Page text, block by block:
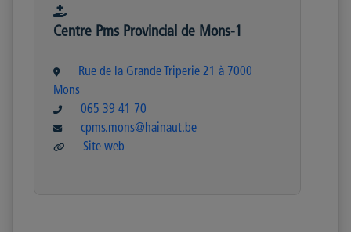
Centre Pms Provincial de Mons-1
Rue de la Grande Triperie 21 à 7000
Mons
065 39 41 70
cpms.mons@hainaut.be
Site web